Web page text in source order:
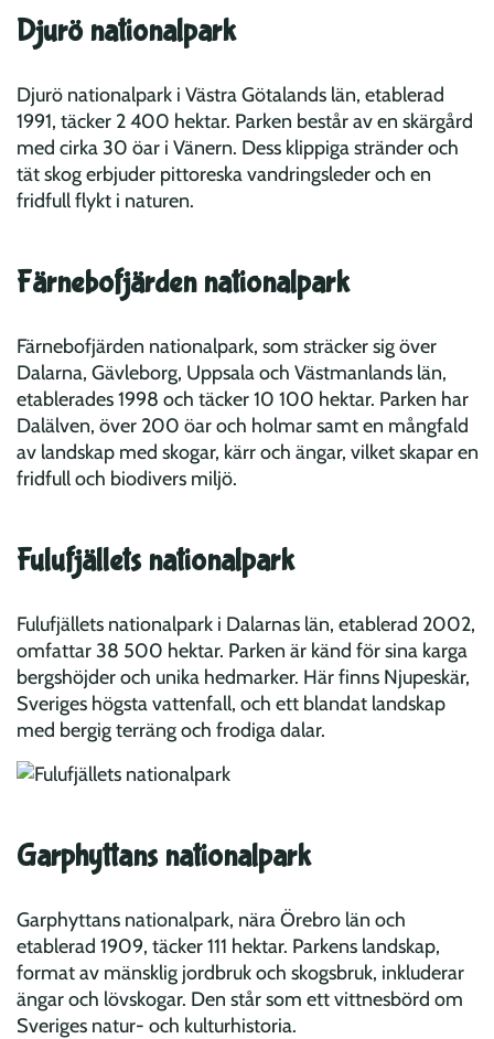
Djurö nationalpark
Djurö nationalpark i Västra Götalands län, etablerad
1991, täcker 2 400 hektar. Parken består av en skärgård
med cirka 30 öar i Vänern. Dess klippiga stränder och
tät skog erbjuder pittoreska vandringsleder och en
fridfull flykt i naturen.
Färnebofjärden nationalpark
Färnebofjärden nationalpark, som sträcker sig över
Dalarna, Gävleborg, Uppsala och Västmanlands län,
etablerades 1998 och täcker 10 100 hektar. Parken har
Dalälven, över 200 öar och holmar samt en mångfald
av landskap med skogar, kärr och ängar, vilket skapar en
fridfull och biodivers miljö.
Fulufjällets nationalpark
Fulufjällets nationalpark i Dalarnas län, etablerad 2002,
omfattar 38 500 hektar. Parken är känd för sina karga
bergshöjder och unika hedmarker. Här finns Njupeskär,
Sveriges högsta vattenfall, och ett blandat landskap
med bergig terräng och frodiga dalar.
Garphyttans nationalpark
Garphyttans nationalpark, nära Örebro län och
etablerad 1909, täcker 111 hektar. Parkens landskap,
format av mänsklig jordbruk och skogsbruk, inkluderar
ängar och lövskogar. Den står som ett vittnesbörd om
Sveriges natur- och kulturhistoria.